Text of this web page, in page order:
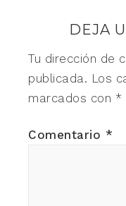
DEJA
Tu dirección de
publicada. Los
marcados con *
Comentario *